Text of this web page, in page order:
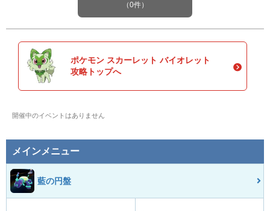
（0件）
ポケモン スカーレット バイオレット
攻略トップへ
開催中のイベントはありません
メインメニュー
藍の円盤